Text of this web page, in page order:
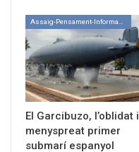
El Garcibuzo, l’oblidat i
menyspreat primer
submarí espanyol